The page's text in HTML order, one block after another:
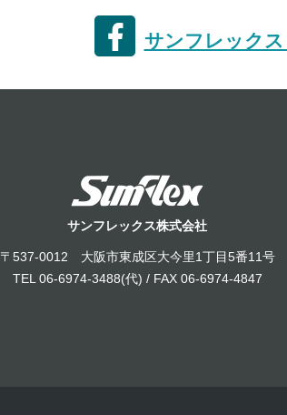
サンフレック
サンフレックス株式会社
〒537-0012 大阪市東成区大今里1丁目5番11号
TEL 06-6974-3488(代) / FAX 06-6974-4847